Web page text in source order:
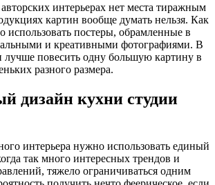
интерьерах нет места тиражным
картин вообще думать нельзя. Как
постеры, обрамленные в
и креативными фотографиями. В
лучше повесить одну большую картину в
разного размера.
дизайн кухни студии
интерьера нужно использовать единый
так много интересных трендов и
тяжело ограничиваться одним